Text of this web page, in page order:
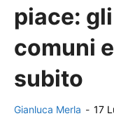
piace:
comuni
subito
Gianluca Merla - 17